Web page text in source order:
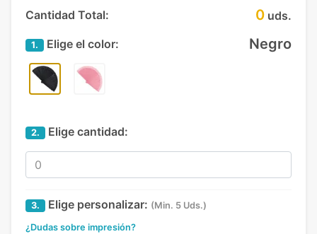
Cantidad Total: 0 uds.
1. Elige el color: Negro
2. Elige cantidad:
3. Elige personalizar: (Min. 5 Uds.)
¿Dudas sobre impresión?